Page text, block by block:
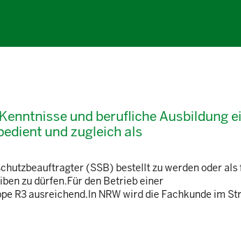
und berufliche Ausbildung
und zugleich als
(SSB) bestellt zu werden oder
zu dürfen.Für den Betrieb einer
R3 ausreichend.In NRW wird die Fachkunde im